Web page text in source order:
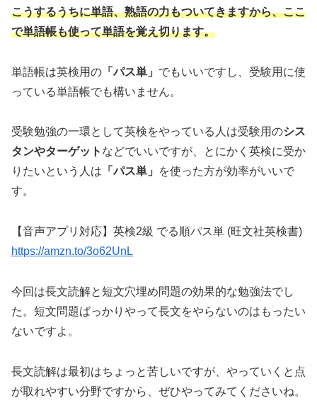
こうするうちに単語、熟語の力もついてきますから、ここ
で単語帳も使って単語を覚え切ります。
単語帳は英検用の 「パス単」 でもいいですし、受験用に使
っている単語帳でも構いません。
受験勉強の一環として英検をやっている人は受験用のシス
タンやターゲット などでいいですが、とにかく英検に受か
りたいという人は 「パス単」
を使った方が効率がいいで
す。
【音声アプリ対応】英検2級 でる順パス単 (旺文社英検書)
https://amzn.to/3o62UnL
今回は長文読解と短文穴埋め問題の効果的な勉強法でし
た。短文問題ばっかりやって長文をやらないのはもったい
ないですよ。
長文読解は最初はちょっと苦しいですが、やっていくと点
が取れやすい分野ですから、ぜひやってみてくださいね。